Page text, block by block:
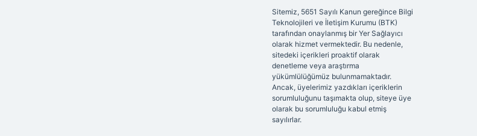
Sitemiz, 5651 Sayılı Kanun gereğince Bilgi
Teknolojileri ve İletişim Kurumu (BTK)
tarafından onaylanmış bir Yer Sağlayıcı
olarak hizmet vermektedir. Bu nedenle,
sitedeki içerikleri proaktif olarak
denetleme veya araştırma
yükümlülüğümüz bulunmamaktadır.
Ancak, üyelerimiz yazdıkları içeriklerin
sorumluluğunu taşımakta olup, siteye üye
olarak bu sorumluluğu kabul etmiş
sayılırlar.